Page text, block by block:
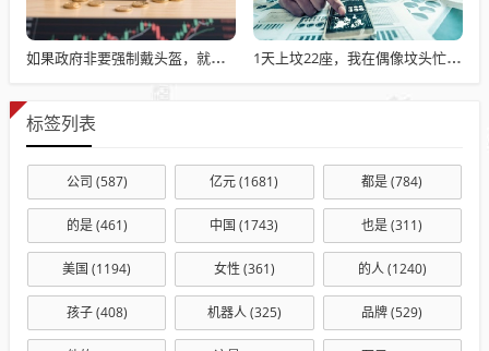
如果政府非要强制戴头盔，就得先让电动自行车有个放头盔的地方 1天上坟22座，我在偶像坟头忙疯了
标签列表
公司 (587) 亿元(1681) 都是(784)
的是(461) 中国 (1743) 也是(311)
美国 (1194) 女性 (361) 的人(1240)
孩子(408) 机器人(325) 品牌(529)